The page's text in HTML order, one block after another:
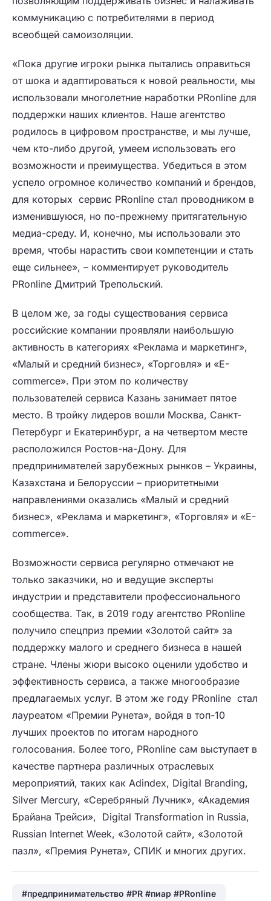
коммуникацию с потребителями в период
всеобщей самоизоляции.
«Пока другие игроки рынка пытались оправиться
от шока и адаптироваться к новой реальности, мы
использовали многолетние наработки PRonline для
поддержки наших клиентов. Наше агентство
родилось в цифровом пространстве, и мы лучше,
чем кто-либо другой, умеем использовать его
возможности и преимущества. Убедиться в этом
успело огромное количество компаний и брендов,
для которых сервис PRonline стал проводником в
изменившуюся, но по-прежнему притягательную
медиа-среду. И, конечно, мы использовали это
время, чтобы нарастить свои компетенции и стать
еще сильнее», – комментирует руководитель
PRonline Дмитрий Трепольский.
В целом же, за годы существования сервиса
российские компании проявляли наибольшую
активность в категориях «Реклама и маркетинг»,
«Малый и средний бизнес», «Торговля» и «E-
commerce». При этом по количеству
пользователей сервиса Казань занимает пятое
место. В тройку лидеров вошли Москва, Санкт-
Петербург и Екатеринбург, а на четвертом месте
расположился Ростов-на-Дону. Для
предпринимателей зарубежных рынков – Украины,
Казахстана и Белоруссии – приоритетными
направлениями оказались «Малый и средний
бизнес», «Реклама и маркетинг», «Торговля» и «E-
commerce».
Возможности сервиса регулярно отмечают не
только заказчики, но и ведущие эксперты
индустрии и представители профессионального
сообщества. Так, в 2019 году агентство PRonline
получило спецприз премии «Золотой сайт» за
поддержку малого и среднего бизнеса в нашей
стране. Члены жюри высоко оценили удобство и
эффективность сервиса, а также многообразие
предлагаемых услуг. В этом же году PRonline стал
лауреатом «Премии Рунета», войдя в топ-10
лучших проектов по итогам народного
голосования. Более того, PRonline сам выступает в
качестве партнера различных отраслевых
мероприятий, таких как Adindex, Digital Branding,
Silver Mercury, «Серебряный Лучник», «Академия
Брайана Трейси», Digital Transformation in Russia,
Russian Internet Week, «Золотой сайт», «Золотой
пазл», «Премия Рунета», СПИК и многих других.
#предпринимательство #PR #пиар #PRonline